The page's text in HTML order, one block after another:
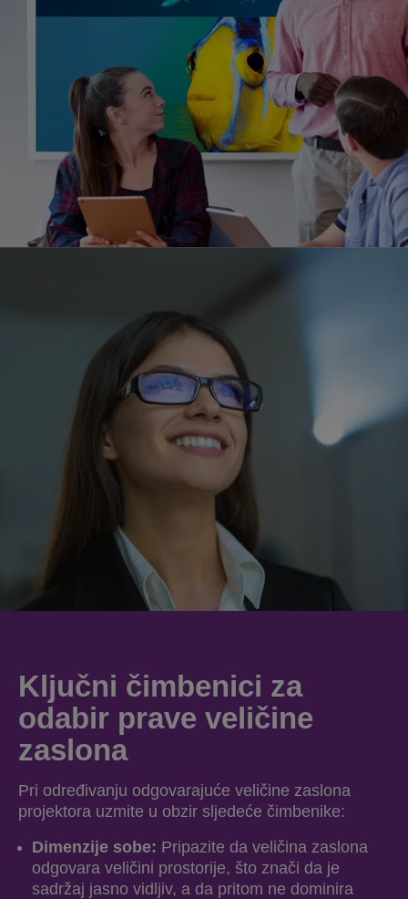
Ključni čimbenici za
odabir prave veličine
zaslona
Pri određivanju odgovarajuće veličine zaslona
projektora uzmite u obzir sljedeće čimbenike:
Dimenzije sobe: Pripazite da veličina zaslona
odgovara veličini prostorije, što znači da je
sadržaj jasno vidljiv, a da pritom ne dominira